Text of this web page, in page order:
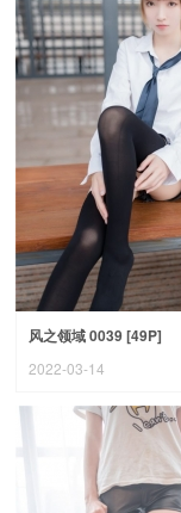
风之领域 0039 [49P]
2022-03-14